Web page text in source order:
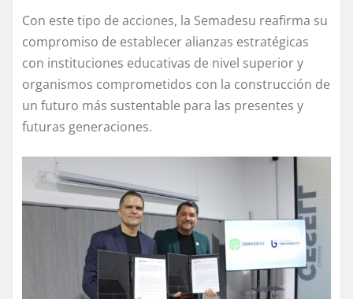
Con este tipo de acciones, la Semadesu reafirma su
compromiso de establecer alianzas estratégicas
con instituciones educativas de nivel superior y
organismos comprometidos con la construcción de
un futuro más sustentable para las presentes y
futuras generaciones.